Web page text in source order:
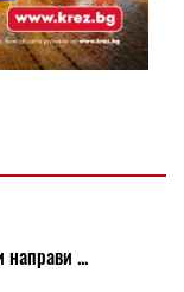
направи ...